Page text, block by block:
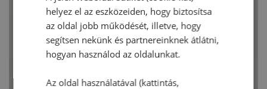
helyez el az eszközeiden, hogy biztosítsa
az oldal jobb működését, illetve, hogy
segítsen nekünk és partnereinknek átlátni,
hogyan használod az oldalunkat.
Az oldal használatával (kattintás,